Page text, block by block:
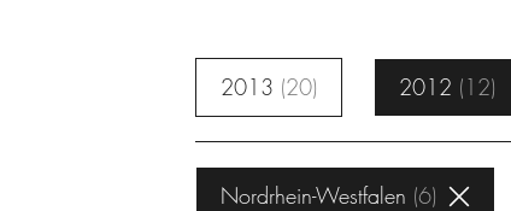
2013 20 2012 12
Nordrhein-Westfalen 6